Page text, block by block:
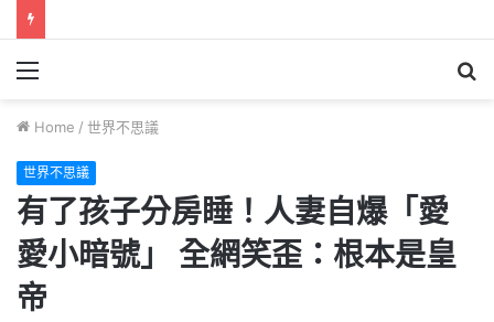
Home / 世界不思議
世界不思議
有了孩子分房睡！人妻自爆「愛
愛小暗號」 全網笑歪：根本是皇
帝